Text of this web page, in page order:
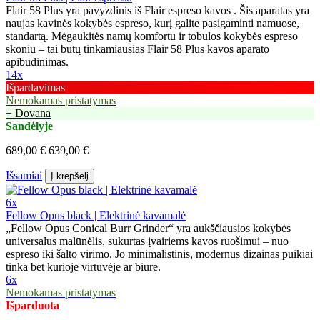
Flair 58 Plus yra pavyzdinis iš Flair espreso kavos . Šis aparatas yra
naujas kavinės kokybės espreso, kurį galite pasigaminti namuose,
standartą. Mėgaukitės namų komfortu ir tobulos kokybės espreso
skoniu – tai būtų tinkamiausias Flair 58 Plus kavos aparato
apibūdinimas.
14x
Išpardavimas
Nemokamas pristatymas
+ Dovana
Sandėlyje
689,00 € 639,00 €
Išsamiai Į krepšelį
6x
Fellow Opus black | Elektrinė kavamalė
„Fellow Opus Conical Burr Grinder“ yra aukščiausios kokybės
universalus malūnėlis, sukurtas įvairiems kavos ruošimui – nuo
espreso iki šalto virimo. Jo minimalistinis, modernus dizainas puikiai
tinka bet kurioje virtuvėje ar biure.
6x
Nemokamas pristatymas
Išparduota